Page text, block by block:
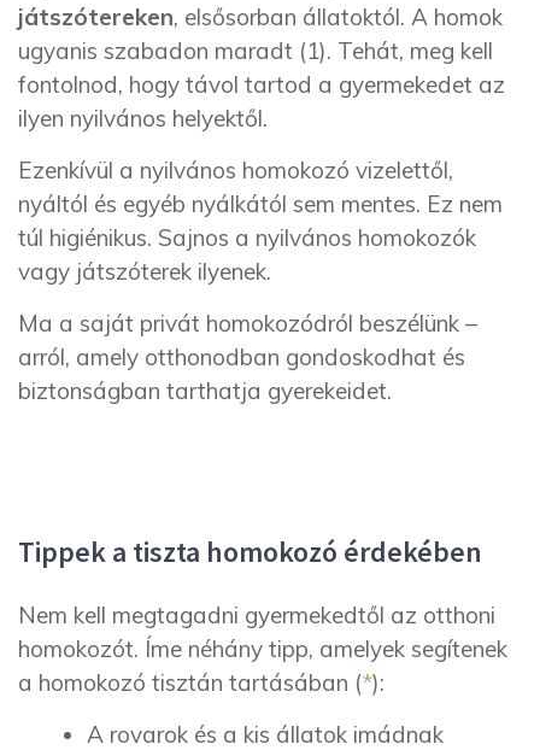
játszótereken, elsősorban állatoktól. A homok
ugyanis szabadon maradt (1). Tehát, meg kell
fontolnod, hogy távol tartod a gyermekedet az
ilyen nyilvános helyektől.
Ezenkívül a nyilvános homokozó vizelettől,
nyáltól és egyéb nyálkától sem mentes. Ez nem
túl higiénikus. Sajnos a nyilvános homokozók
vagy játszóterek ilyenek.
Ma a saját privát homokozódról beszélünk –
arról, amely otthonodban gondoskodhat és
biztonságban tarthatja gyerekeidet.
Tippek a tiszta homokozó érdekében
Nem kell megtagadni gyermekedtől az otthoni
homokozót. Íme néhány tipp, amelyek segítenek
a homokozó tisztán tartásában (*):
A rovarok és a kis állatok imádnak